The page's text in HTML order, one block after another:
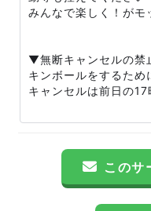
みんなで楽しく！がモ
▼無断キャンセルの禁
キンボールをするため
キャンセルは前日の17
このサ